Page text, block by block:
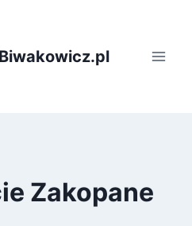
Biwakowicz.pl
Zakopane